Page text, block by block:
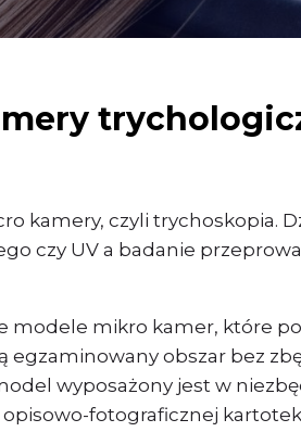
kamery, czyli trychoskopia.
czy UV a badanie
modele mikro kamer, które
egzaminowany obszar bez
wyposażony jest w
fotograficznej